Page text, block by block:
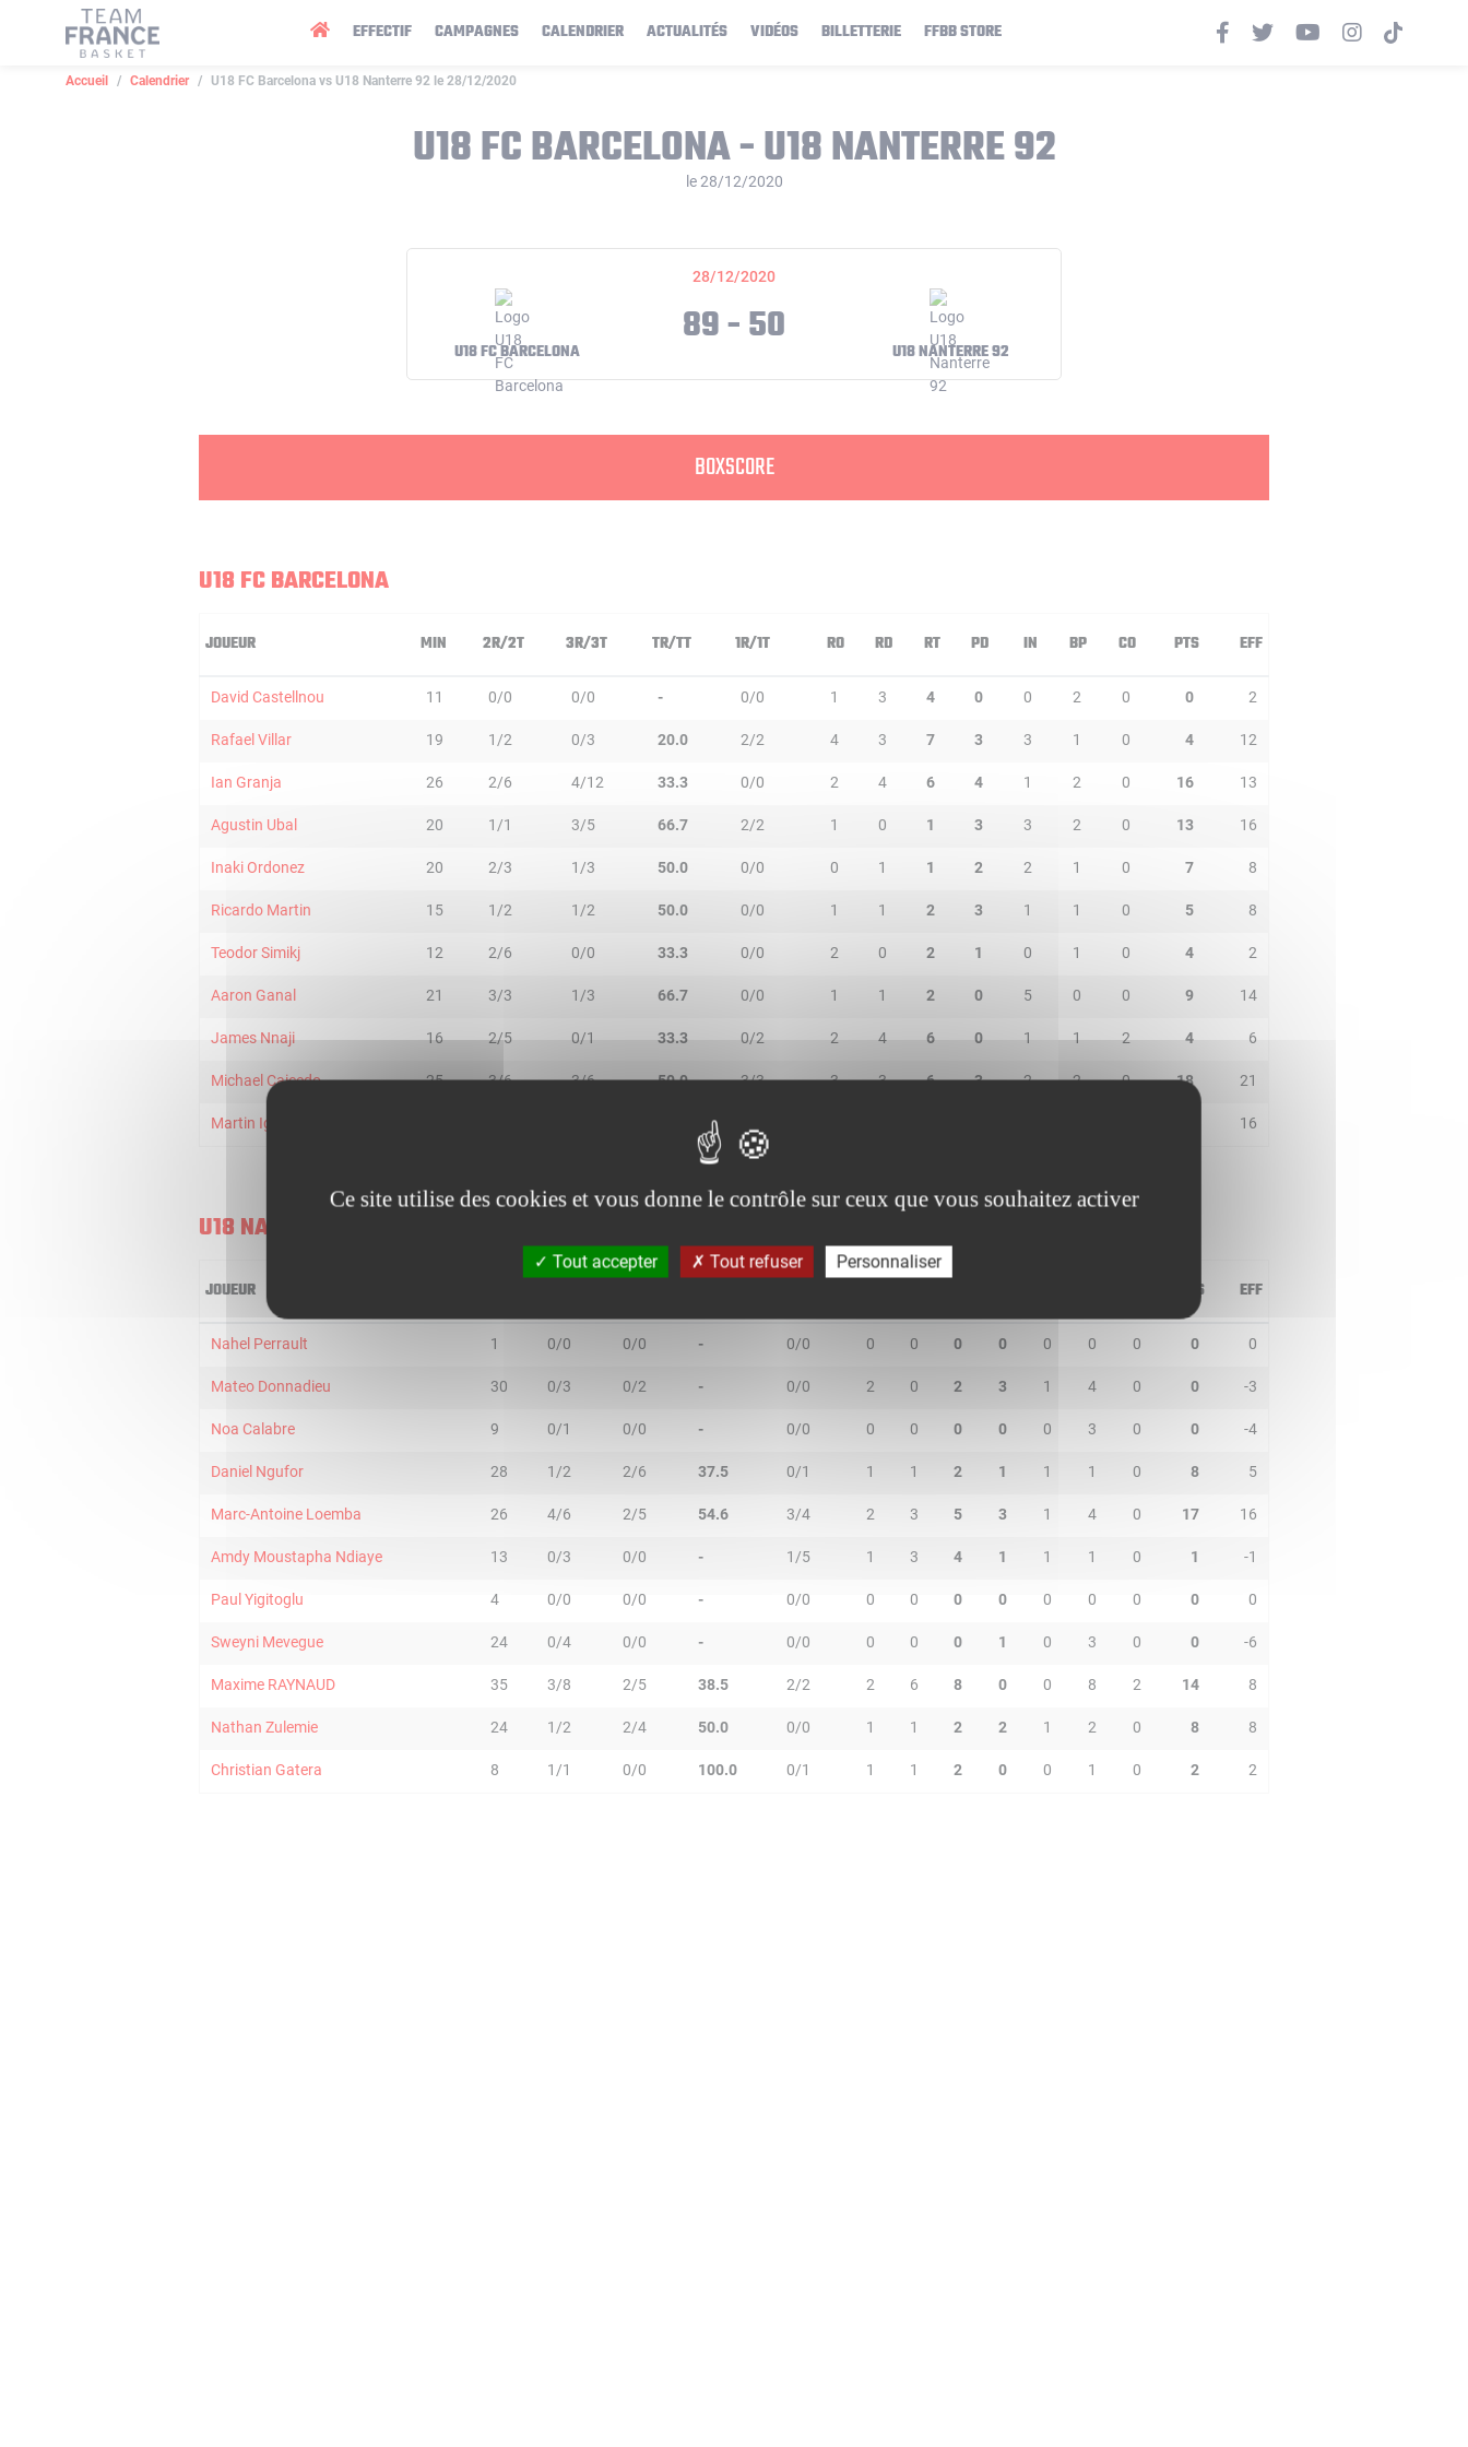
EFFECTIF CAMPAGNES CALENDRIER ACTUALITÉS VIDÉOS BILLETTERIE FFBB STORE
Accueil Calendrier U18 FC Barcelona vs U18 Nanterre 92 le 28/12/2020
U18 FC BARCELONA - U18 NANTERRE 92
le 28/12/2020
28/12/2020
U18 FC BARCELONA 89 - 50 U18 NANTERRE 92
BOXSCORE
U18 FC BARCELONA
JOUEUR MIN 2R/2T 3R/3T TR/TT 1R/1T RO RD RT PD IN BP CO PTS EFF
David Castellnou 11 0/0 0/0 - 0/0 1 3 4 0 0 2 0 0 2
Rafael Villar 19 1/2 0/3 20.0 2/2 4 3 7 3 3 1 0 4 12
Ian Granja 26 2/6 4/12 33.3 0/0 2 4 6 4 1 2 0 16 13
Agustin Ubal 20 1/1 3/5 66.7 2/2 1 0 1 3 3 2 0 13 16
Inaki Ordonez 20 2/3 1/3 50.0 0/0 0 1 1 2 2 1 0 7 8
Ricardo Martin 15 1/2 1/2 50.0 0/0 1 1 2 3 1 1 0 5 8
Teodor Simikj 12 2/6 0/0 33.3 0/0 2 0 2 1 0 1 0 4 2
Aaron Ganal 21 3/3 1/3 66.7 0/0 1 1 2 0 5 0 0 9 14
James Nnaji 16 2/5 0/1 33.3 0/2 2 4 6 0 1 1 2 4 6
Michael Caicedo 25 3/6 3/6 50.0 3/3 3 3 6 3 2 2 0 18 21
Martin Iglesias 16
U18 NANTERRE 92
JOUEUR PTS EFF
Nahel Perrault 1 0/0 0/0 - 0/0 0 0 0 0 0 0 0 0 0
Mateo Donnadieu 30 0/3 0/2 - 0/0 2 0 2 3 1 4 0 0 -3
Noa Calabre 9 0/1 0/0 - 0/0 0 0 0 0 0 3 0 0 -4
Daniel Ngufor 28 1/2 2/6 37.5 0/1 1 1 2 1 1 1 0 8 5
Marc-Antoine Loemba 26 4/6 2/5 54.6 3/4 2 3 5 3 1 4 0 17 16
Amdy Moustapha Ndiaye 13 0/3 0/0 - 1/5 1 3 4 1 1 1 0 1 -1
Paul Yigitoglu 4 0/0 0/0 - 0/0 0 0 0 0 0 0 0 0 0
Sweyni Mevegue 24 0/4 0/0 - 0/0 0 0 0 1 0 3 0 0 -6
Maxime RAYNAUD 35 3/8 2/5 38.5 2/2 2 6 8 0 0 8 2 14 8
Nathan Zulemie 24 1/2 2/4 50.0 0/0 1 1 2 2 1 2 0 8 8
Christian Gatera 8 1/1 0/0 100.0 0/1 1 1 2 0 0 1 0 2 2
Panneau de gestion des cookies
Ce site utilise des cookies et vous donne le contrôle sur ceux que vous souhaitez activer
Tout accepter Tout refuser Personnaliser